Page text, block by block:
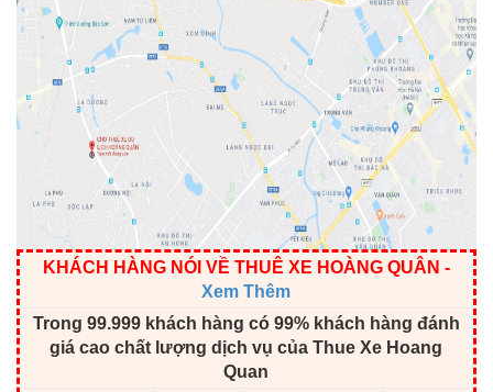
KHÁCH HÀNG NÓI VỀ THUÊ XE HOÀNG QUÂN -
Xem Thêm
Trong 99.999 khách hàng có 99% khách hàng đánh
giá cao chất lượng dịch vụ của Thue Xe Hoang
Quan